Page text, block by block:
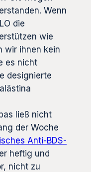
Wenn
die
wie
wir ihnen kein
es nicht
designierte
ließ nicht
der Woche
Anti-BDS-
heftig und
nicht zu